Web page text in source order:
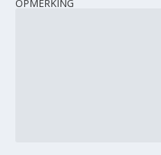
OPMERKING